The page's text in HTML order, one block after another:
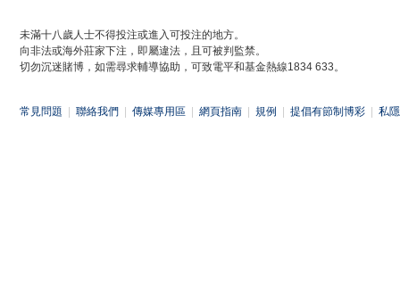
未滿十八歲人士不得投注或進入可投注的地方。
向非法或海外莊家下注，即屬違法，且可被判監禁。
切勿沉迷賭博，如需尋求輔導協助，可致電平和基金熱線1834 633。
常見問題 聯絡我們 傳媒專用區 網頁指南 規例 提倡有節制博彩 私